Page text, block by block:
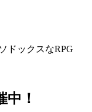
ドックスなRPG
！